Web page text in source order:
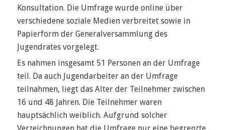
Konsultation. Die Umfrage wurde online über
verschiedene soziale Medien verbreitet sowie in
Papierform der Generalversammlung des
Jugendrates vorgelegt.
Es nahmen insgesamt 51 Personen an der Umfrage
teil. Da auch Jugendarbeiter an der Umfrage
teilnahmen, liegt das Alter der Teilnehmer zwischen
16 und 48 Jahren. Die Teilnehmer waren
hauptsächlich weiblich. Aufgrund solcher